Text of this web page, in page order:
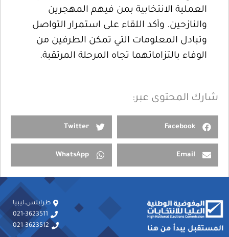
العملية الانتخابية بمن فيهم المهجرين
والنازحين. وأكد اللقاء على استمرار التواصل
وتبادل المعلومات التي تمكن الطرفين من
الوفاء بالتزاماتهما تجاه المرحلة المرتقبة.
شارك المحتوى عبر:
Facebook
Twitter
Email
WhatsApp
طرابلس،ليبيا
021-3623511
021-3623512